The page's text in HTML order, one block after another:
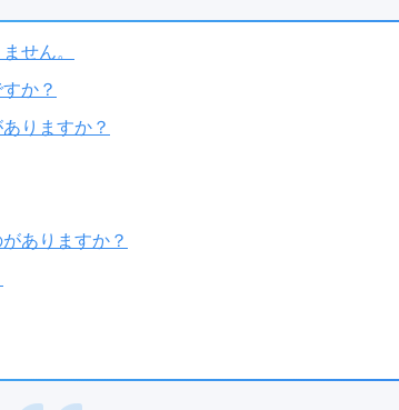
せん。
か？
りますか？
ありますか？